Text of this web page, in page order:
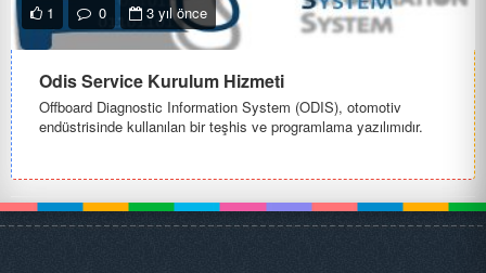
1 0 3 yıl önce
Odis Service Kurulum Hizmeti
Offboard Diagnostic Information System (ODIS), otomotiv
endüstrisinde kullanılan bir teşhis ve programlama yazılımıdır.